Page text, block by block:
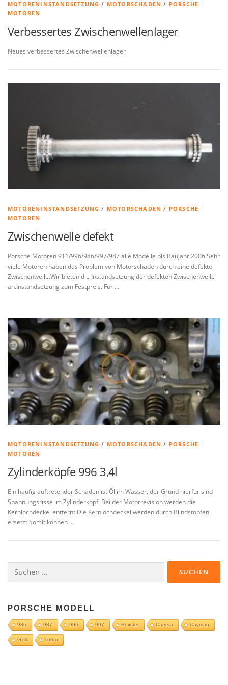
MOTORENINSTANDSETZUNG / MOTORSCHADEN / PORSCHE
MOTOREN
Verbessertes Zwischenwellenlager
Neues verbessertes Zwischenwellenlager
MOTORENINSTANDSETZUNG / MOTORSCHADEN / PORSCHE
MOTOREN
Zwischenwelle defekt
Porsche Motoren 911/996/986/997/987 alle Modelle bis Baujahr 2006 Sehr
viele Motoren haben das Problem von Motorschäden durch eine defekte
Zwischenwelle.Wir bieten die Instandsetzung der defekten Zwischenwelle
an.Instandsetzung zum Festpreis. Für …
MOTORENINSTANDSETZUNG / MOTORSCHADEN / PORSCHE
MOTOREN
Zylinderköpfe 996 3,4l
Ein häufig auftretender Schaden ist Öl im Wasser, der Grund hierfür sind
Spannungsrisse im Zylinderkopf. Bei der Motorrevision werden die
Kernlochdeckel entfernt Die Kernlochdeckel werden durch Blindstopfen
ersetzt Somit können …
nach:
PORSCHE MODELL
986 987 996 997 Boxster Carrera Cayman
GT3 Turbo